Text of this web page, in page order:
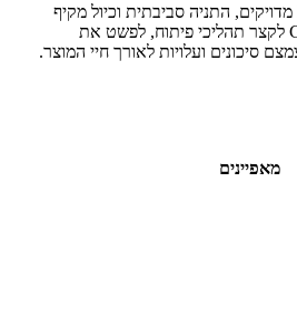
שילוב של חיישני MEMS מדויקים, התניה סביבתית וכיול מקיף
במפעל מאפשר ל-G400D לקצר תהליכי פיתוח, לפשט את
סיכונים ועלויות לאורך חיי המוצר.
מאפיינים